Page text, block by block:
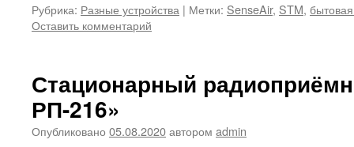
Рубрика: Разные устройства | Метки: SenseAir, STM,
Оставить комментарий
Стационарный
РП-216»
Опубликовано 05.08.2020автором admin